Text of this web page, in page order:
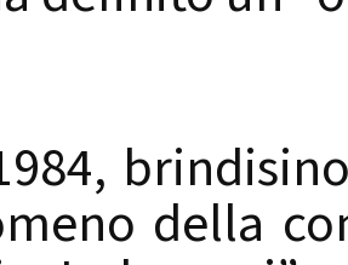
della